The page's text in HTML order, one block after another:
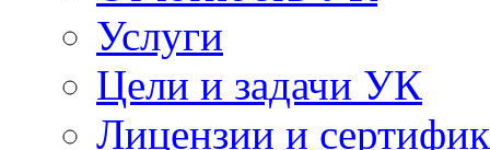
Услуги
Цели и задачи УК
Лицензии и